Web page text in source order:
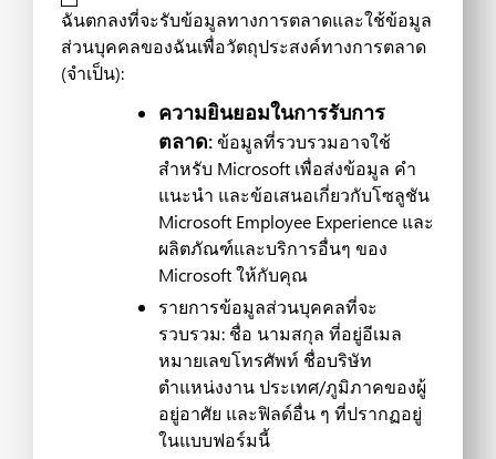
ฉันตกลงที่จะรับข้อมูลทางการตลาดและใช้ข้อมูล
ส่วนบุคคลของฉันเพื่อวัตถุประสงค์ทางการตลาด
(จำเป็น):
ความยินยอมในการรับการ
ตลาด:ข้อมูลที่รวบรวมอาจใช้
สำหรับ Microsoft เพื่อส่งข้อมูล คำ
แนะนำ และข้อเสนอเกี่ยวกับโซลูชัน
Microsoft Employee Experience และ
ผลิตภัณฑ์และบริการอื่นๆ ของ
Microsoft ให้กับคุณ
รายการข้อมูลส่วนบุคคลที่จะ
รวบรวม: ชื่อ นามสกุล ที่อยู่อีเมล
หมายเลขโทรศัพท์ ชื่อบริษัท
ตำแหน่งงาน ประเทศ/ภูมิภาคของผู้
อยู่อาศัย และฟิลด์อื่น ๆ ที่ปรากฏอยู่
ในแบบฟอร์มนี้